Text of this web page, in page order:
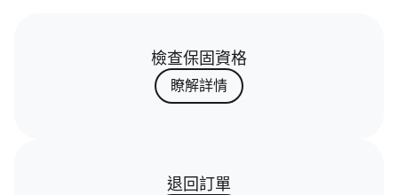
檢查保固資格
瞭解詳情
退回訂單